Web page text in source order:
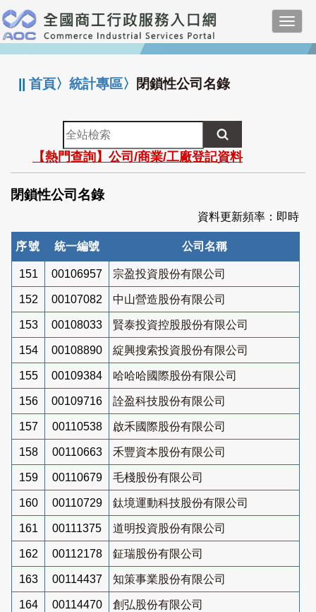
跳
到
主
要
:::
||首頁〉統計專區〉 閉鎖性公司名錄
全
站
檢
索
【熱門查詢】公司/商業/工廠登記資料
閉鎖性公司名錄
資料更新頻率：即時
序號 統一編號 公司名稱
151 00106957 宗盈投資股份有限公司
152 00107082 中山營造股份有限公司
153 00108033 賢泰投資控股股份有限公司
154 00108890 綻興搜索投資股份有限公司
155 00109384 哈哈哈國際股份有限公司
156 00109716 詮盈科技股份有限公司
157 00110538 啟禾國際股份有限公司
158 00110663 禾豐資本股份有限公司
159 00110679 毛棧股份有限公司
160 00110729 鈦境運動科技股份有限公司
161 00111375 道明投資股份有限公司
162 00112178 鉦瑞股份有限公司
163 00114437 知策事業股份有限公司
164 00114470 創弘股份有限公司